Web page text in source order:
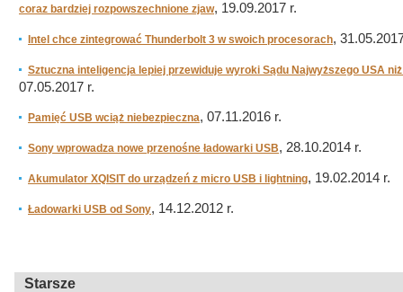
coraz bardziej rozpowszechnione zjaw, 19.09.2017 r.
Intel chce zintegrować Thunderbolt 3 w swoich procesorach,
Sztuczna inteligencja lepiej przewiduje wyroki Sądu Najwyższego USA
07.05.2017 r.
Pamięć USB wciąż niebezpieczna, 07.11.2016 r.
Sony wprowadza nowe przenośne ładowarki USB, 28.10.2014 r.
Akumulator XQISIT do urządzeń z micro USB i lightning, 19.02.2014 r.
Ładowarki USB od Sony, 14.12.2012 r.
Starsze